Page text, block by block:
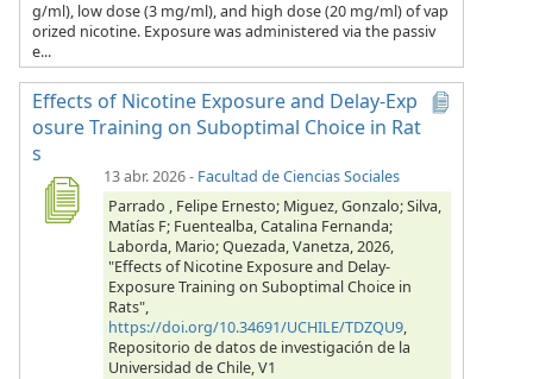
g/ml), low dose (3 mg/ml), and high dose (20 mg/ml) of vap
orized nicotine. Exposure was administered via the passiv
e...
Effects of Nicotine Exposure and Delay-Exp
osure Training on Suboptimal Choice in Rat
s
13 abr. 2026- Facultad de Ciencias Sociales
Parrado , Felipe Ernesto; Miguez, Gonzalo; Silva,
Matías F; Fuentealba, Catalina Fernanda;
Laborda, Mario; Quezada, Vanetza, 2026,
"Effects of Nicotine Exposure and Delay-
Exposure Training on Suboptimal Choice in
Rats",
https://doi.org/10.34691/UCHILE/TDZQU9,
Repositorio de datos de investigación de la
Universidad de Chile, V1